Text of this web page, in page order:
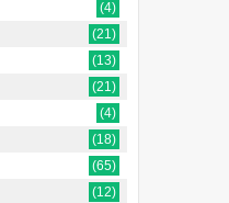
(4)
(21)
(13)
(21)
(4)
(18)
(65)
(12)